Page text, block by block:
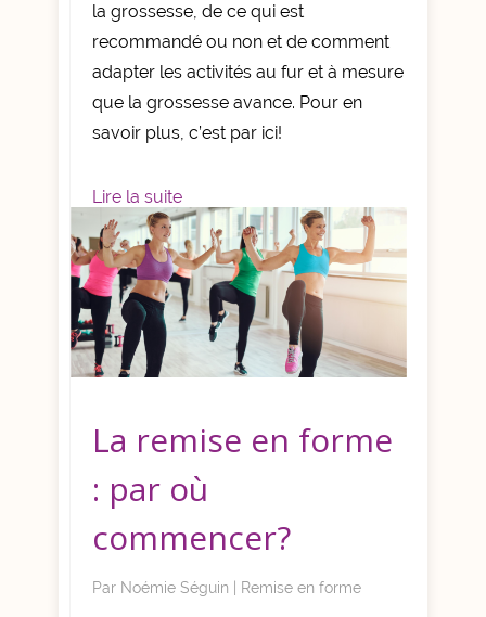
la grossesse, de ce qui est
recommandé ou non et de comment
adapter les activités au fur et à mesure
que la grossesse avance. Pour en
savoir plus, c’est par ici!
Lire la suite
La remise en forme
: par où
commencer?
Par Noémie Séguin Remise en forme